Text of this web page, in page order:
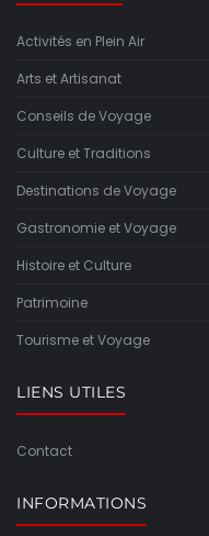
Activités en Plein Air
Arts et Artisanat
Conseils de Voyage
Culture et Traditions
Destinations de Voyage
Gastronomie et Voyage
Histoire et Culture
Patrimoine
Tourisme et Voyage
LIENS UTILES
Contact
INFORMATIONS